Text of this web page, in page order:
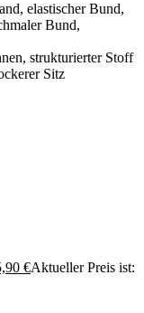
elastischer Bund,
Bund,
strukturierter Stoff
Sitz
€Aktueller Preis ist: